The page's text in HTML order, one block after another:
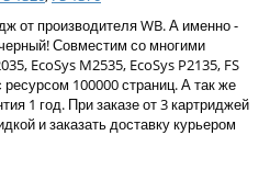
машины
от производителя WB. А именно -
Совместим со многими
EcoSys M2535, EcoSys P2135, FS
ресурсом 100000 страниц. А так же
1 год. При заказе от 3 картриджей
и заказать доставку курьером